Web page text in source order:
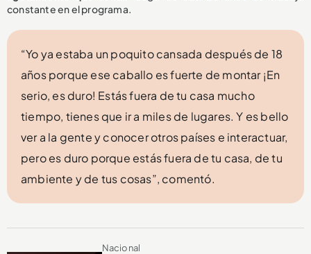
constante en el programa.
“Yo ya estaba un poquito cansada después de 18
años porque ese caballo es fuerte de montar ¡En
serio, es duro! Estás fuera de tu casa mucho
tiempo, tienes que ir a miles de lugares. Y es bello
ver a la gente y conocer otros países e interactuar,
pero es duro porque estás fuera de tu casa, de tu
ambiente y de tus cosas”, comentó.
Nacional